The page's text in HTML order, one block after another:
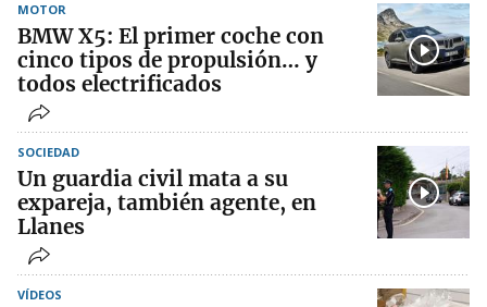
MOTOR
BMW X5: El primer coche con
cinco tipos de propulsión… y
todos electrificados
SOCIEDAD
Un guardia civil mata a su
expareja, también agente, en
Llanes
VÍDEOS